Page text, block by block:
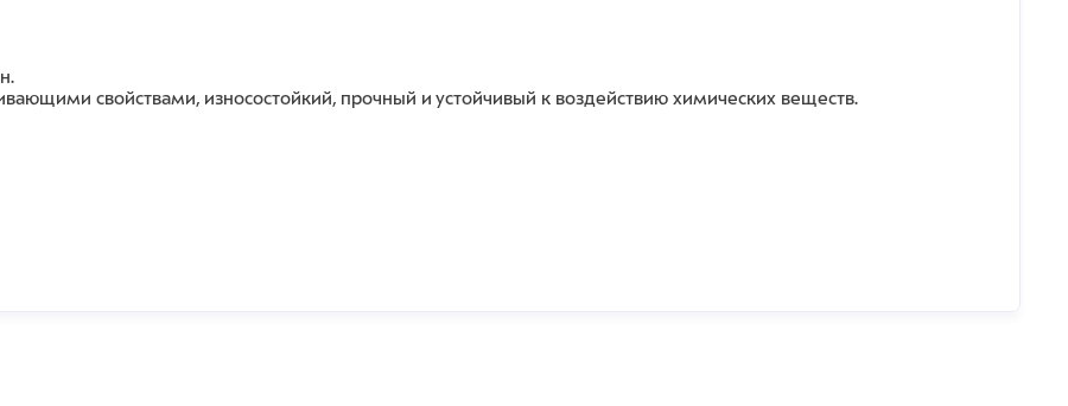
свойствами, износостойкий, прочный и устойчивый к воздействию химических веществ.